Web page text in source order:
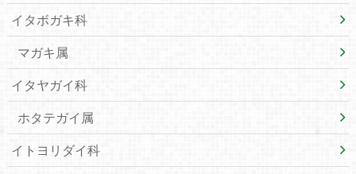
イタボガキ科
マガキ属
イタヤガイ科
ホタテガイ属
イトヨリダイ科